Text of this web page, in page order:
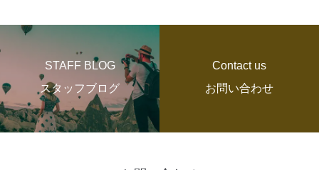
STAFF BLOG
スタッフブログ
Contact us
お問い合わせ